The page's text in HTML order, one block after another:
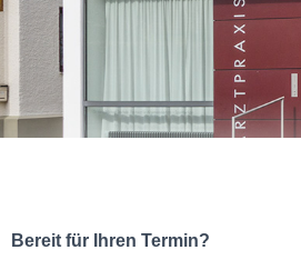
Bereit für Ihren Termin?